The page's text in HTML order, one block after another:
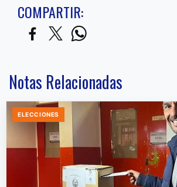
COMPARTIR:
Notas Relacionadas
ELECCIONES